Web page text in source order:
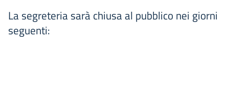
La segreteria sarà chiusa al pubblico nei giorni
seguenti: